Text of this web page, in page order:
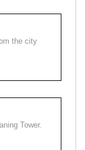
the city
Tower.